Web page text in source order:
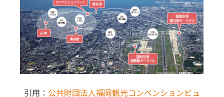
引用： 公共財団法人福岡観光コンベンションビュ